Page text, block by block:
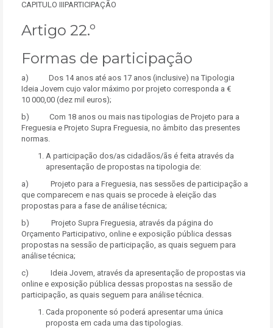
CAPITULO IIIPARTICIPAÇÃO
Artigo 22.º
Formas de participação
a) Dos 14 anos até aos 17 anos (inclusive) na Tipologia
Ideia Jovem cujo valor máximo por projeto corresponda a €
10 000,00 (dez mil euros);
b) Com 18 anos ou mais nas tipologias de Projeto para a
Freguesia e Projeto Supra Freguesia, no âmbito das presentes
normas.
A participação dos/as cidadãos/ãs é feita através da
apresentação de propostas na tipologia de:
a) Projeto para a Freguesia, nas sessões de participação a
que comparecem e nas quais se procede à eleição das
propostas para a fase de análise técnica;
b) Projeto Supra Freguesia, através da página do
Orçamento Participativo, online e exposição pública dessas
propostas na sessão de participação, as quais seguem para
análise técnica;
c) Ideia Jovem, através da apresentação de propostas via
online e exposição pública dessas propostas na sessão de
participação, as quais seguem para análise técnica.
Cada proponente só poderá apresentar uma única
proposta em cada uma das tipologias.